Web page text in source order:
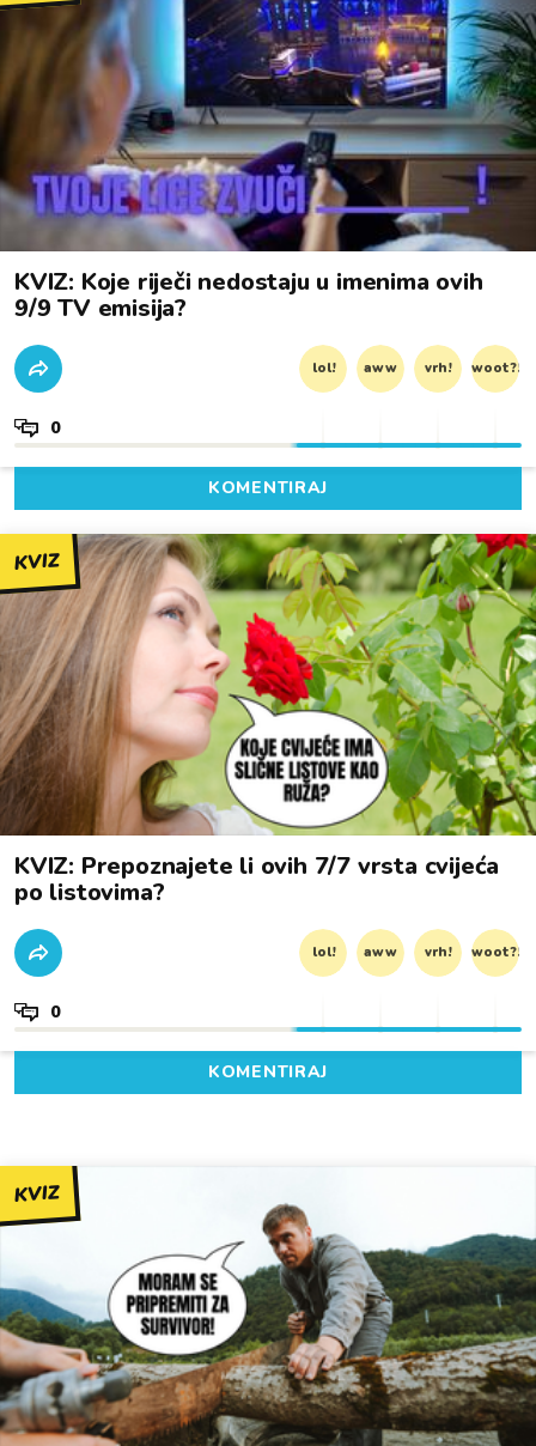
KVIZ: Koje riječi nedostaju u imenima ovih
9/9 TV emisija?
lol! aww vrh! woot?!
0
KOMENTIRAJ
KVIZ
KVIZ: Prepoznajete li ovih 7/7 vrsta cvijeća
po listovima?
lol! aww vrh! woot?!
0
KOMENTIRAJ
KVIZ